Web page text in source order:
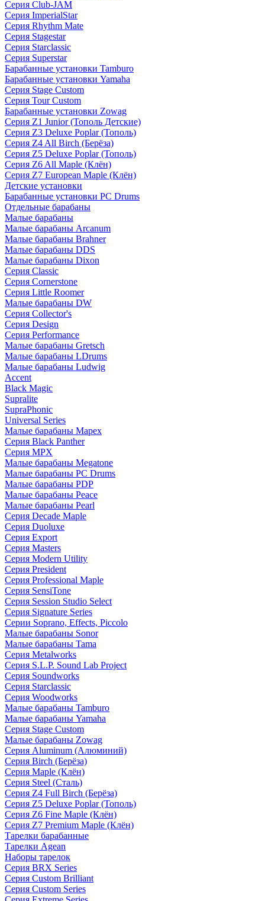
Серия Club-JAM
Серия ImperialStar
Серия Rhythm Mate
Серия Stagestar
Серия Starclassic
Серия Superstar
Барабанные установки Tamburo
Барабанные установки Yamaha
Серия Stage Custom
Серия Tour Custom
Барабанные установки Zowag
Серия Z1 Junior (Тополь Детские)
Серия Z3 Deluxe Poplar (Тополь)
Серия Z4 All Birch (Берёза)
Серия Z5 Deluxe Poplar (Тополь)
Серия Z6 All Maple (Клён)
Серия Z7 European Maple (Клён)
Детские установки
Барабанные установки PC Drums
Отдельные барабаны
Малые барабаны
Малые барабаны Arcanum
Малые барабаны Brahner
Малые барабаны DDS
Малые барабаны Dixon
Серия Classic
Серия Cornerstone
Серия Little Roomer
Малые барабаны DW
Серия Collector's
Серия Design
Серия Performance
Малые барабаны Gretsch
Малые барабаны LDrums
Малые барабаны Ludwig
Accent
Black Magic
Supralite
SupraPhonic
Universal Series
Малые барабаны Mapex
Серия Black Panther
Серия MPX
Малые барабаны Megatone
Малые барабаны PC Drums
Малые барабаны PDP
Малые барабаны Peace
Малые барабаны Pearl
Серия Decade Maple
Серия Duoluxe
Серия Export
Серия Masters
Серия Modern Utility
Серия President
Серия Professional Maple
Серия SensiTone
Серия Session Studio Select
Серия Signature Series
Серии Soprano, Effects, Piccolo
Малые барабаны Sonor
Малые барабаны Tama
Серия Metalworks
Серия S.L.P. Sound Lab Project
Серия Soundworks
Серия Starclassic
Серия Woodworks
Малые барабаны Tamburo
Малые барабаны Yamaha
Серия Stage Custom
Малые барабаны Zowag
Серия Aluminum (Алюминий)
Серия Birch (Берёза)
Серия Maple (Клён)
Серия Steel (Сталь)
Серия Z4 Full Birch (Берёза)
Серия Z5 Deluxe Poplar (Тополь)
Серия Z6 Fine Maple (Клён)
Серия Z7 Premium Maple (Клён)
Тарелки барабанные
Тарелки Agean
Наборы тарелок
Серия BRX Series
Серия Custom Brilliant
Серия Custom Series